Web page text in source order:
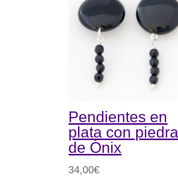
Pendientes en
plata con
de Ónix
34,00€